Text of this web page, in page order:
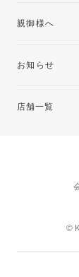
親御様へ
お知らせ
店舗一覧
©